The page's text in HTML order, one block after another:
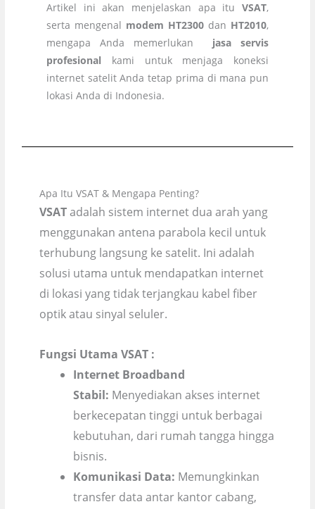
Artikel ini akan menjelaskan apa itu VSAT,
serta mengenal modem HT2300 dan HT2010,
mengapa Anda memerlukan jasa servis
profesional kami untuk menjaga koneksi
internet satelit Anda tetap prima di mana pun
lokasi Anda di Indonesia.
Apa Itu VSAT & Mengapa Penting?
VSATadalah sistem internet dua arah yang
menggunakan antena parabola kecil untuk
terhubung langsung ke satelit. Ini adalah
solusi utama untuk mendapatkan internet
di lokasi yang tidak terjangkau kabel fiber
optik atau sinyal seluler.
Fungsi Utama VSAT :
Internet Broadband
Stabil: Menyediakan akses internet
berkecepatan tinggi untuk berbagai
kebutuhan, dari rumah tangga hingga
bisnis.
Komunikasi Data: Memungkinkan
transfer data antar kantor cabang,